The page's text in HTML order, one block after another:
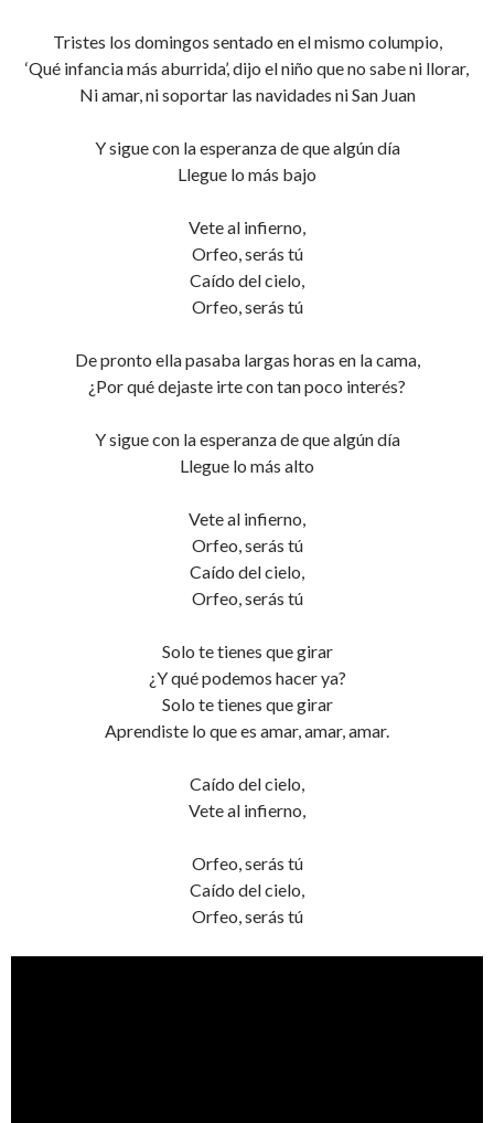
Tristes los domingos sentado en el mismo columpio,
‘Qué infancia más aburrida’, dijo el niño que no sabe ni llorar,
Ni amar, ni soportar las navidades ni San Juan
Y sigue con la esperanza de que algún día
Llegue lo más bajo
Vete al infierno,
Orfeo, serás tú
Caído del cielo,
Orfeo, serás tú
De pronto ella pasaba largas horas en la cama,
¿Por qué dejaste irte con tan poco interés?
Y sigue con la esperanza de que algún día
Llegue lo más alto
Vete al infierno,
Orfeo, serás tú
Caído del cielo,
Orfeo, serás tú
Solo te tienes que girar
¿Y qué podemos hacer ya?
Solo te tienes que girar
Aprendiste lo que es amar, amar, amar.
Caído del cielo,
Vete al infierno,
Orfeo, serás tú
Caído del cielo,
Orfeo, serás tú